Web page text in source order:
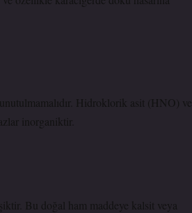
Hidroklorik asit (HNO) ve
inorganiktir.
Bu doğal ham maddeye kalsit veya